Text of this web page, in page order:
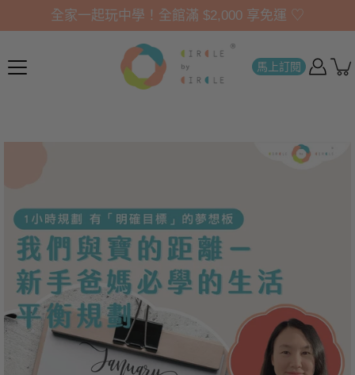
全家一起玩中學！全館滿 $2,000 享免運 ♡
馬上訂閱